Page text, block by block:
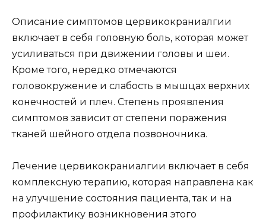
Описание симптомов цервикокраниалгии
включает в себя головную боль, которая может
усиливаться при движении головы и шеи.
Кроме того, нередко отмечаются
головокружение и слабость в мышцах верхних
конечностей и плеч. Степень проявления
симптомов зависит от степени поражения
тканей шейного отдела позвоночника.
Лечение цервикокраниалгии включает в себя
комплексную терапию, которая направлена как
на улучшение состояния пациента, так и на
профилактику возникновения этого